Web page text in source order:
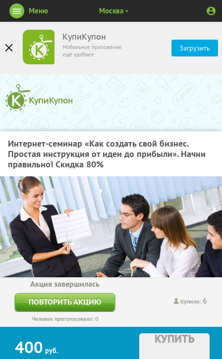
КупиКупон
Мобильное приложение
ещё удобнее
Загрузить
Меню Москва
Интернет-семинар «Как создать свой бизнес.
Простая инструкция от идеи до прибыли». Начни
правильно! Скидка 80%
Купили: 6
Акция завершилась
ПОВТОРИТЬ АКЦИЮ
Человек проголосовало: 0
400 руб.
КУПИТЬ